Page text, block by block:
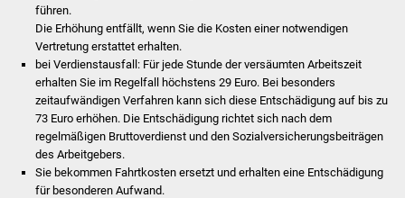
Ältere
Seniorenwohn- und
Pflegeheim
Familien
Familientreff
führen.
Die Erhöhung entfällt, wenn Sie die Kosten einer notwendigen
Vertretung erstattet erhalten.
bei Verdienstausfall: Für jede Stunde der versäumten Arbeitszeit
erhalten Sie im Regelfall höchstens 29 Euro. Bei besonders
zeitaufwändigen Verfahren kann sich diese Entschädigung auf bis zu
73 Euro erhöhen. Die Entschädigung richtet sich nach dem
regelmäßigen Bruttoverdienst und den Sozialversicherungsbeiträgen
des Arbeitgebers.
Sie bekommen Fahrtkosten ersetzt und erhalten eine Entschädigung
für besonderen Aufwand.